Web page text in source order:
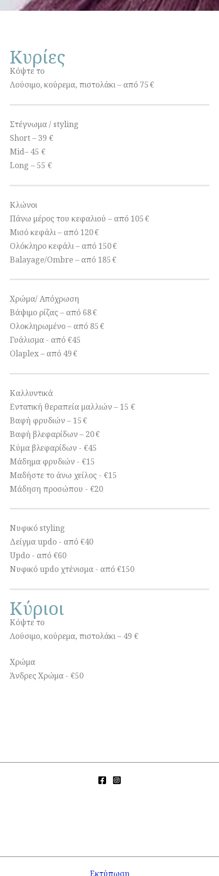
Κυρίες
Κόψτε το
Λούσιμο, κούρεμα, πιστολάκι – από 75 €
Στέγνωμα / styling
Short – 39 €
Mid– 45 €
Long – 55 €
Κλώνοι
Πάνω μέρος του κεφαλιού – από 105 €
Μισό κεφάλι – από 120 €
Ολόκληρο κεφάλι – από 150 €
Balayage/Ombre – από 185 €
Χρώμα/ Απόχρωση
Βάψιμο ρίζας – από 68 €
Ολοκληρωμένο – από 85 €
Γυάλισμα - από €45
Olaplex – από 49 €
Καλλυντικά
Εντατική θεραπεία μαλλιών – 15 €
Βαφή φρυδιών – 15 €
Βαφή βλεφαρίδων – 20 €
Κύμα βλεφαρίδων - €45
Μάδημα φρυδιών - €15
Μαδήστε το άνω χείλος - €15
Μάδηση προσώπου - €20
Νυφικό styling
Δείγμα updo - από €40
Updo - από €60
Νυφικό updo χτένισμα - από €150
Κύριοι
Κόψτε το
Λούσιμο, κούρεμα, πιστολάκι – 49 €
Χρώμα
Άνδρες Χρώμα - €50
Εκτύπωση